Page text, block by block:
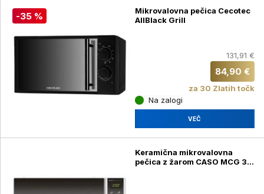
-35 %
Mikrovalovna pečica Cecotec
AllBlack Grill
131,91 €
84,90 €
za 30 Zlatih točk
Na zalogi
VEČ
Keramična mikrovalovna
pečica z žarom CASO MCG 30